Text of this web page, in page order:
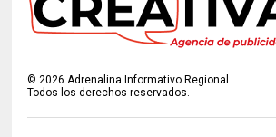
©2026 Adrenalina Informativo Regional
Todos los derechos reservados.